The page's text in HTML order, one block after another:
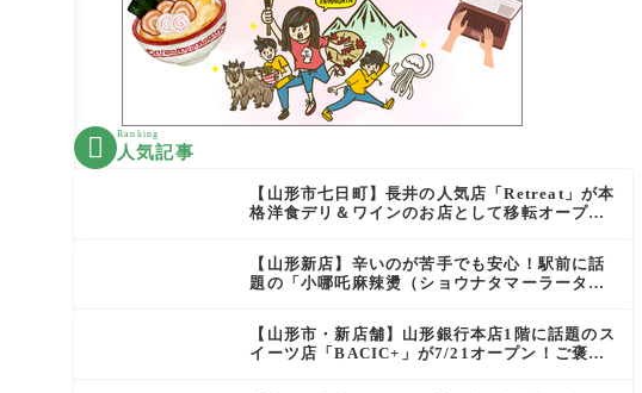
 Ranking
人気記事
【山形市七日町】長井の人気店「Retreat」が本
格洋食デリ＆ワインのお店として移転オープン
【山形新店】辛いのが苦手でも安心！駅前に話
題の「小哪吒麻辣燙（ショウナタマーラータ
【山形市・新店舗】山形銀行本店1階に話題のス
イーツ店「BACIC+」が7/21オープン！ご褒美